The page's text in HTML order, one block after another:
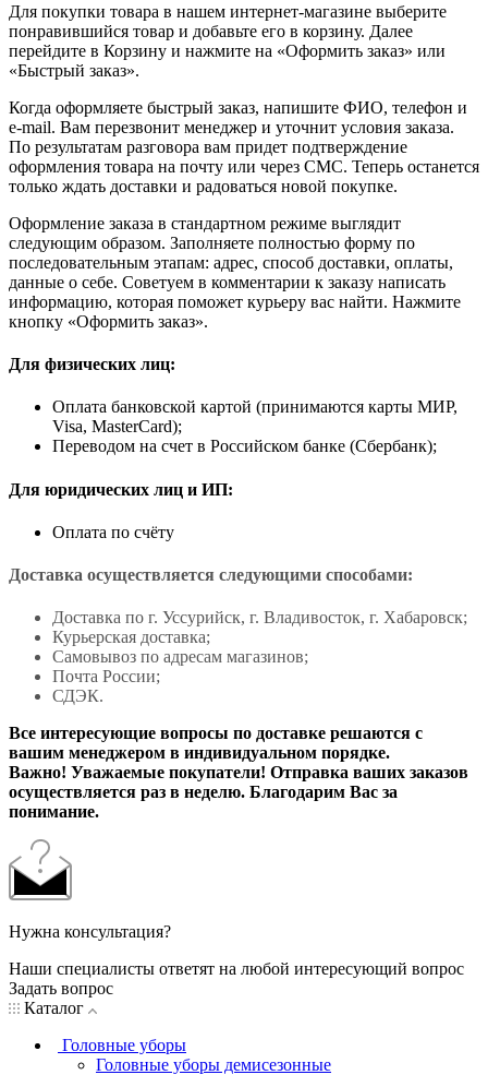
Для покупки товара в нашем интернет-магазине выберите
понравившийся товар и добавьте его в корзину. Далее
перейдите в Корзину и нажмите на «Оформить заказ» или
«Быстрый заказ».
Когда оформляете быстрый заказ, напишите ФИО, телефон и
e-mail. Вам перезвонит менеджер и уточнит условия заказа.
По результатам разговора вам придет подтверждение
оформления товара на почту или через СМС. Теперь останется
только ждать доставки и радоваться новой покупке.
Оформление заказа в стандартном режиме выглядит
следующим образом. Заполняете полностью форму по
последовательным этапам: адрес, способ доставки, оплаты,
данные о себе. Советуем в комментарии к заказу написать
информацию, которая поможет курьеру вас найти. Нажмите
кнопку «Оформить заказ».
Для физических лиц:
Оплата банковской картой (принимаются карты МИР,
Visa, MasterCard);
Переводом на счет в Российском банке (Сбербанк);
Для юридических лиц и ИП:
Оплата по счёту
Доставка осуществляется следующими способами:
Доставка по г. Уссурийск, г. Владивосток, г. Хабаровск;
Курьерская доставка;
Самовывоз по адресам магазинов;
Почта России;
СДЭК.
Все интересующие вопросы по доставке решаются с
вашим менеджером в индивидуальном порядке.
Важно! Уважаемые покупатели! Отправка ваших заказов
осуществляется раз в неделю. Благодарим Вас за
понимание.
Нужна консультация?
Наши специалисты ответят на любой интересующий вопрос
Задать вопрос
Каталог
Головные уборы
Головные уборы демисезонные